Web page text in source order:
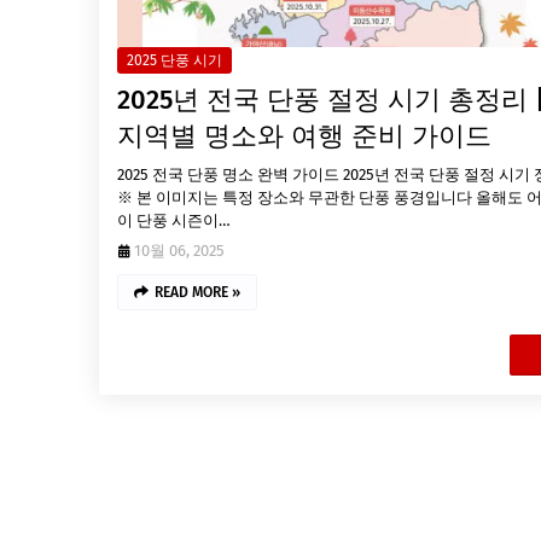
2025 단풍 시기
2025년 전국 단풍 절정 시기 총정리 |
지역별 명소와 여행 준비 가이드
2025 전국 단풍 명소 완벽 가이드 2025년 전국 단풍 절정 시기
※ 본 이미지는 특정 장소와 무관한 단풍 풍경입니다 올해도
이 단풍 시즌이…
10월 06, 2025
READ MORE »